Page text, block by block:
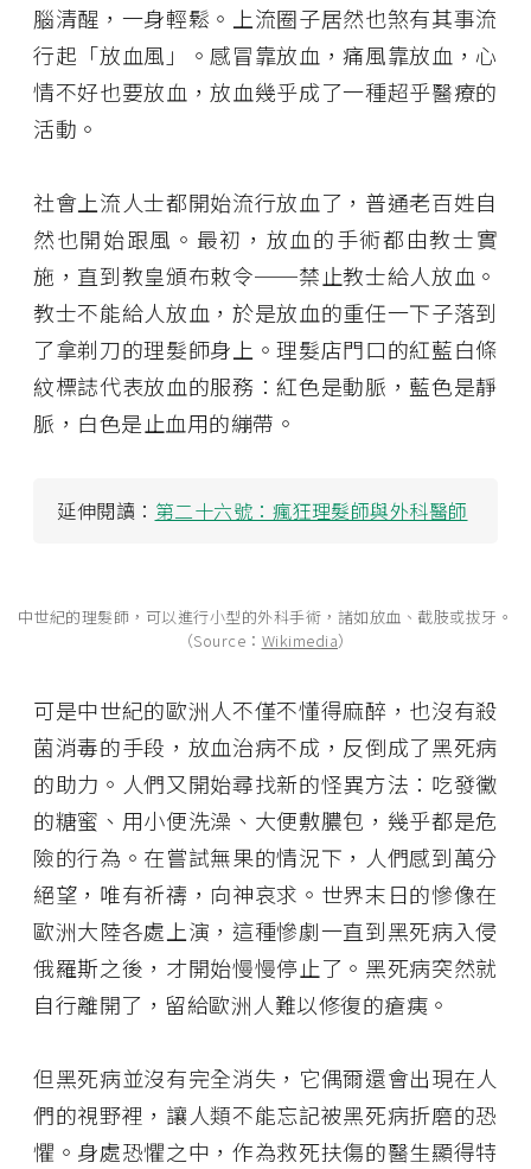
腦清醒，一身輕鬆。上流圈子居然也煞有其事流
行起「放血風」。感冒靠放血，痛風靠放血，心
情不好也要放血，放血幾乎成了一種超乎醫療的
活動。
社會上流人士都開始流行放血了，普通老百姓自
然也開始跟風。最初，放血的手術都由教士實
施，直到教皇頒布敕令──禁止教士給人放血。
教士不能給人放血，於是放血的重任一下子落到
了拿剃刀的理髮師身上。理髮店門口的紅藍白條
紋標誌代表放血的服務：紅色是動脈，藍色是靜
脈，白色是止血用的繃帶。
延伸閱讀： 第二十六號：瘋狂理髮師與外科醫師
中世紀的理髮師，可以進行小型的外科手術，諸如放血、截肢或拔牙。
（Source： Wikimedia）
可是中世紀的歐洲人不僅不懂得麻醉，也沒有殺
菌消毒的手段，放血治病不成，反倒成了黑死病
的助力。人們又開始尋找新的怪異方法：吃發黴
的糖蜜、用小便洗澡、大便敷膿包，幾乎都是危
險的行為。在嘗試無果的情況下，人們感到萬分
絕望，唯有祈禱，向神哀求。世界末日的慘像在
歐洲大陸各處上演，這種慘劇一直到黑死病入侵
俄羅斯之後，才開始慢慢停止了。黑死病突然就
自行離開了，留給歐洲人難以修復的瘡痍。
但黑死病並沒有完全消失，它偶爾還會出現在人
們的視野裡，讓人類不能忘記被黑死病折磨的恐
懼。身處恐懼之中，作為救死扶傷的醫生顯得特